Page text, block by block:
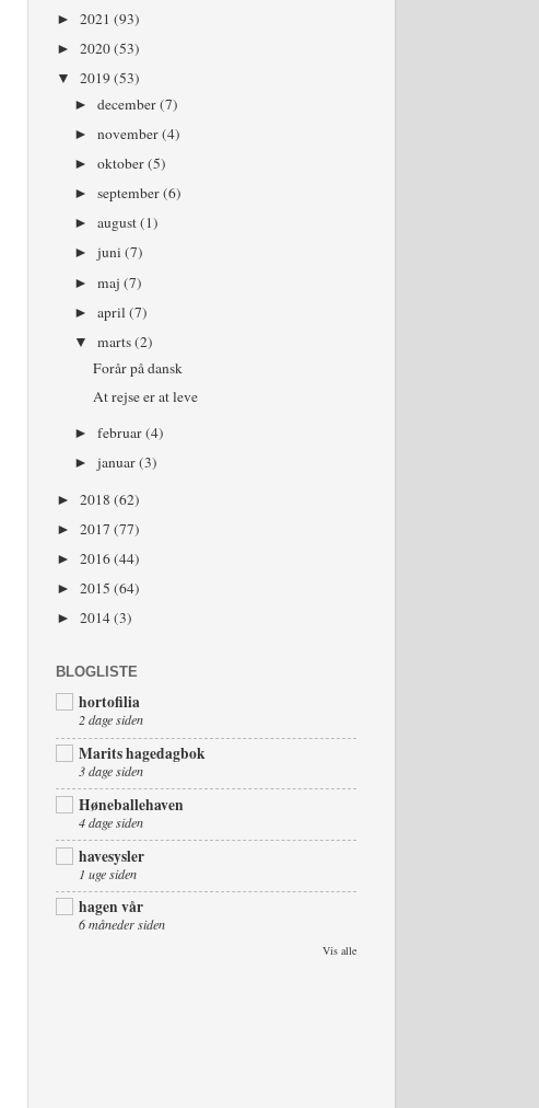
► 2021 (93)
► 2020(53)
▼ 2019(53)
►december(7)
►november(4)
►oktober(5)
►september(6)
►august(1)
►juni(7)
►maj(7)
►april(7)
▼marts(2)
Forår på dansk
At rejse er at leve
►februar(4)
►januar(3)
► 2018 (62)
► 2017 (77)
► 2016(44)
► 2015 (64)
► 2014(3)
BLOGLISTE
hortofilia
2 dage siden
Marits hagedagbok
3 dage siden
Høneballehaven
4 dage siden
havesysler
1 uge siden
hagen vår
6 måneder siden
Vis alle